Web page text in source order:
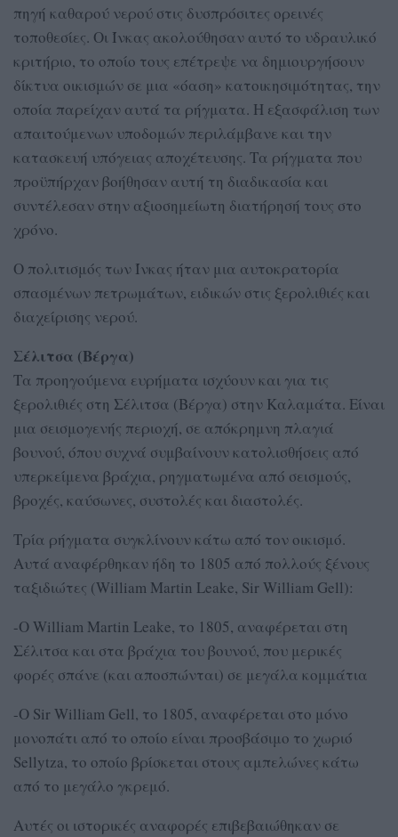
πηγή καθαρού νερού στις δυσπρόσιτες ορεινές
τοποθεσίες. Οι Ίνκας ακολούθησαν αυτό το υδραυλικό
κριτήριο, το οποίο τους επέτρεψε να δημιουργήσουν
δίκτυα οικισμών σε μια «όαση» κατοικησιμότητας, την
οποία παρείχαν αυτά τα ρήγματα. Η εξασφάλιση των
απαιτούμενων υποδομών περιλάμβανε και την
κατασκευή υπόγειας αποχέτευσης. Τα ρήγματα που
προϋπήρχαν βοήθησαν αυτή τη διαδικασία και
συντέλεσαν στην αξιοσημείωτη διατήρησή τους στο
χρόνο.
Ο πολιτισμός των Ίνκας ήταν μια αυτοκρατορία
σπασμένων πετρωμάτων, ειδικών στις ξερολιθιές και
διαχείρισης νερού.
Σέλιτσα (Βέργα)
Τα προηγούμενα ευρήματα ισχύουν και για τις
ξερολιθιές στη Σέλιτσα (Βέργα) στην Καλαμάτα. Είναι
μια σεισμογενής περιοχή, σε απόκρημνη πλαγιά
βουνού, όπου συχνά συμβαίνουν κατολισθήσεις από
υπερκείμενα βράχια, ρηγματωμένα από σεισμούς,
βροχές, καύσωνες, συστολές και διαστολές.
Τρία ρήγματα συγκλίνουν κάτω από τον οικισμό.
Αυτά αναφέρθηκαν ήδη το 1805 από πολλούς ξένους
ταξιδιώτες (William Martin Leake, Sir William Gell):
-Ο William Martin Leake, το 1805, αναφέρεται στη
Σέλιτσα και στα βράχια του βουνού, που μερικές
φορές σπάνε (και αποσπώνται) σε μεγάλα κομμάτια
-Ο Sir William Gell, το 1805, αναφέρεται στο μόνο
μονοπάτι από το οποίο είναι προσβάσιμο το χωριό
Sellytza, το οποίο βρίσκεται στους αμπελώνες κάτω
από το μεγάλο γκρεμό.
Αυτές οι ιστορικές αναφορές επιβεβαιώθηκαν σε